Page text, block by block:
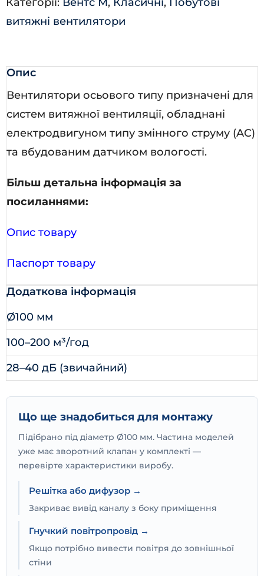
кількість
витяжні вентилятори
Опис
Вентилятори осьового типу призначені для
систем витяжної вентиляції, обладнані
електродвигуном типу змінного струму (AC)
та вбудованим датчиком вологості.
Більш детальна інформація за
посиланнями:
Опис товару
Паспорт товару
Додаткова інформація
Ø100 мм
100–200 м³/год
28–40 дБ (звичайний)
Що ще знадобиться для монтажу
Підібрано під діаметр Ø100 мм. Частина моделей
уже має зворотний клапан у комплекті —
перевірте характеристики виробу.
Решітка або дифузор →
Закриває вивід каналу з боку приміщення
Гнучкий повітропровід →
Якщо потрібно вивести повітря до зовнішньої
стіни